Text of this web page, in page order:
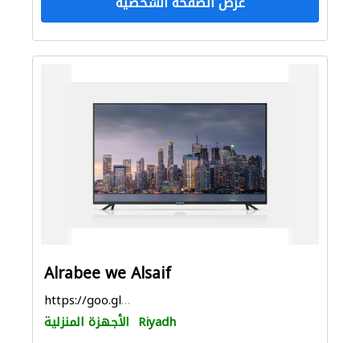
Alrabee we Alsaif
https://goo.gl/maps/D5iYnagJMsWWWMni7
الأجهزة المنزلية Riyadh